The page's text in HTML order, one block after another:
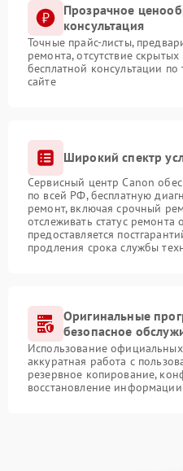
Прозрачное
консультация
Точные прайс-листы,
ремонта, отсутствие
бесплатной консультации
сайте
Широкий спектр
Сервисный центр Canon
по всей РФ, бесплатную
ремонт, включая срочный
отслеживать статус ремонта
предоставляется
продления срока службы
Оригинальные
безопасное
Использование
аккуратная работа с
резервное копирование,
восстановление